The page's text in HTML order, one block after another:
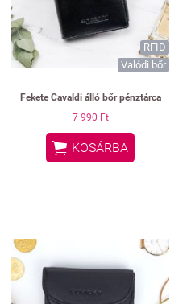
RFID
Valódi bőr
Fekete Cavaldi álló bőr pénztárca
7 990 Ft
 KOSÁRBA